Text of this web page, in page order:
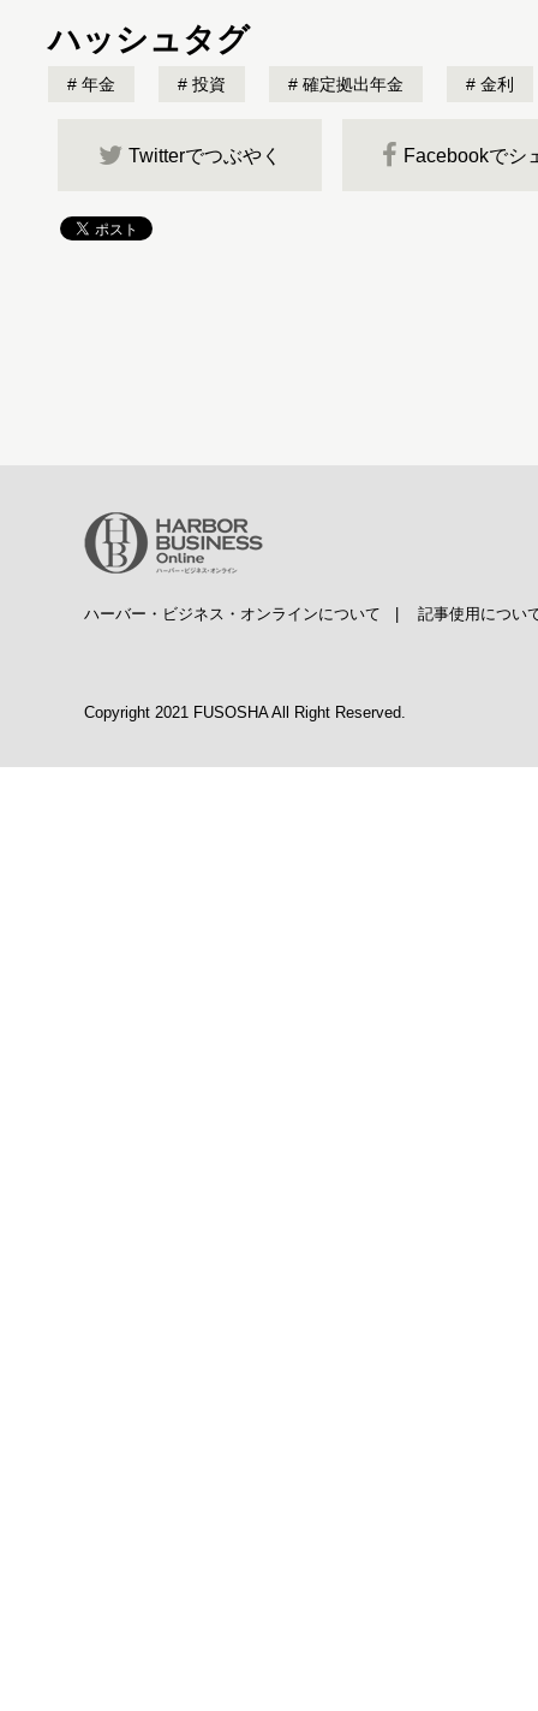
ハッシュタグ
年金 投資 確定拠出年金 金利
Twitterでつぶやく Facebookでシ
ハーバー・ビジネス・オンラインについて 記事使用につい
Copyright 2021 FUSOSHA All Right Reserved.